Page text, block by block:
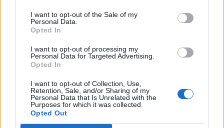
I want to opt-out of the Sale of my
Personal Data.
Opted In
I want to opt-out of processing my
Personal Data for Targeted Advertising.
Opted In
I want to opt-out of Collection, Use,
Retention, Sale, and/or Sharing of my
Personal Data that Is Unrelated with the
Purposes for which it was collected.
Opted Out
blijft cruciaal
geschiedenis
de basis bij FC Barcelona
Servische media vergelijken Ajax-talent Abdellah
Ouazane met Lionel Messi